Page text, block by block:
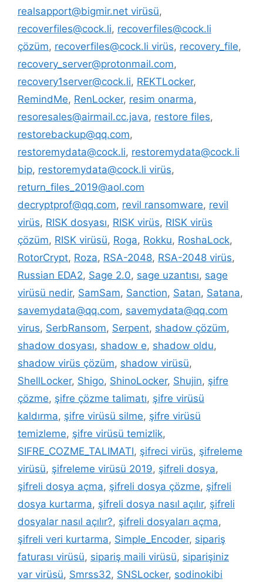
realsapport@bigmir.net virüsü,
recoverfiles@cock.li, recoverfiles@cock.li
çözüm, recoverfiles@cock.li virüs, recovery_file,
recovery_server@protonmail.com,
recovery1server@cock.li, REKTLocker,
RemindMe, RenLocker, resim onarma,
resoresales@airmail.cc.java, restore files,
restorebackup@qq.com,
restoremydata@cock.li, restoremydata@cock.li
bip, restoremydata@cock.li virüs,
return_files_2019@aol.com
decryptprof@qq.com, revil ransomware, revil
virüs, RISK dosyası, RISK virüs, RISK virüs
çözüm, RISK virüsü, Roga, Rokku, RoshaLock,
RotorCrypt, Roza, RSA-2048, RSA-2048 virüs,
Russian EDA2, Sage 2.0, sage uzantısı, sage
virüsü nedir, SamSam, Sanction, Satan, Satana,
savemydata@qq.com, savemydata@qq.com
virus, SerbRansom, Serpent, shadow çözüm,
shadow dosyası, shadow e, shadow oldu,
shadow virüs çözüm, shadow virüsü,
ShellLocker, Shigo, ShinoLocker, Shujin, şifre
çözme, şifre çözme talimatı, şifre virüsü
kaldırma, şifre virüsü silme, şifre virüsü
temizleme, şifre virüsü temizlik,
SIFRE_COZME_TALIMATI, şifreci virüs, şifreleme
virüsü, şifreleme virüsü 2019, şifreli dosya,
şifreli dosya açma, şifreli dosya çözme, şifreli
dosya kurtarma, şifreli dosya nasıl açılır, şifreli
dosyalar nasıl açılır?, şifreli dosyaları açma,
şifreli veri kurtarma, Simple_Encoder, sipariş
faturası virüsü, sipariş maili virüsü, siparişiniz
var virüsü, Smrss32, SNSLocker, sodinokibi